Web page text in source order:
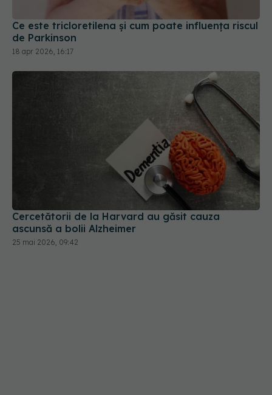
18 apr 2026, 16:17
Cercetătorii de la Harvard au găsit cauza
25 mai 2026, 09:42